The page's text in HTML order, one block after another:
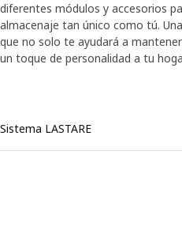
diferentes módulos y accesorios
almacenaje tan único como tú.
que no solo te ayudará a
un toque de personalidad a tu
Pausar vídeo
Sistema LASTARE